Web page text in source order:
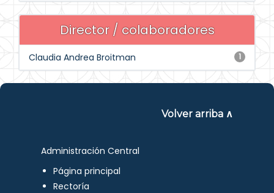
Director / colaboradores
1
Claudia Andrea Broitman
Volver arriba ∧
Administración Central
Página principal
Rectoría